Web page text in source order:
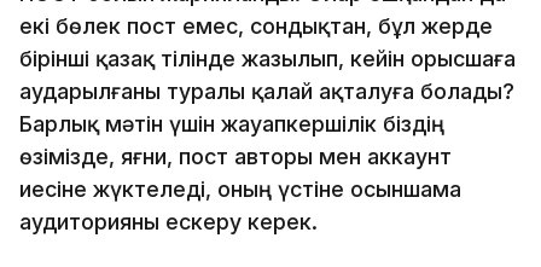
екі бөлек пост емес, сондықтан, бұл жерде
бірінші қазақ тілінде жазылып, кейін орысшаға
аударылғаны туралы қалай ақталуға болады?
Барлық мәтін үшін жауапкершілік біздің
өзімізде, яғни, пост авторы мен аккаунт
иесіне жүктеледі, оның үстіне осыншама
аудиторияны ескеру керек.